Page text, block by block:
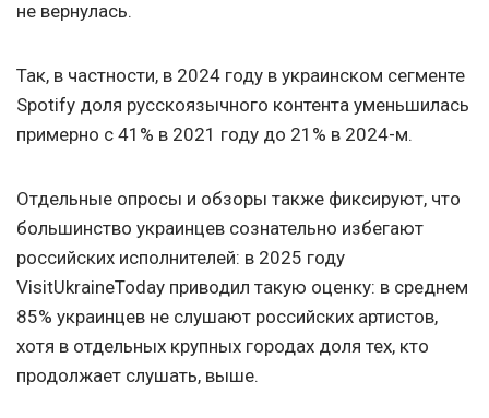
не вернулась.
Так, в частности, в 2024 году в украинском сегменте
Spotify доля русскоязычного контента уменьшилась
примерно с 41% в 2021 году до 21% в 2024-м.
Отдельные опросы и обзоры также фиксируют, что
большинство украинцев сознательно избегают
российских исполнителей: в 2025 году
VisitUkraineToday приводил такую оценку: в среднем
85% украинцев не слушают российских артистов,
хотя в отдельных крупных городах доля тех, кто
продолжает слушать, выше.